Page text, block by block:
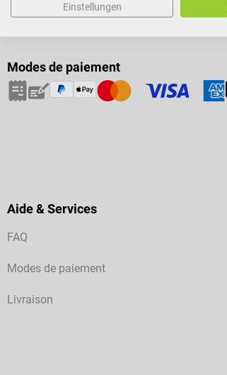
Modes de paiement
Aide & Services
FAQ
Modes de paiement
Livraison
Einstellungen